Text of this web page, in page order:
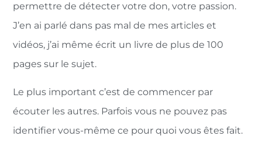
permettre de détecter votre don, votre passion.
J’en ai parlé dans pas mal de mes articles et
vidéos, j’ai même écrit un livre de plus de 100
pages sur le sujet.
Le plus important c’est de commencer par
écouter les autres. Parfois vous ne pouvez pas
identifier vous-même ce pour quoi vous êtes fait.